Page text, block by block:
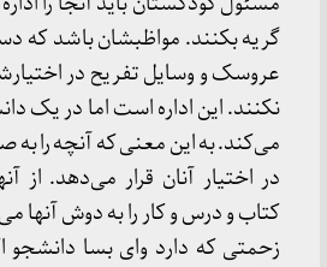
گریه بکنند. مواظبشان باشد که
عروسک و وسایل تفریح در
نکنند. این اداره است اما در یک
می‌کند. به این معنی که آنچه را
در اختیار آنان قرار می‌دهد. از
کتاب و درس و کار را به دوش آنها
زحمتی که دارد وای بسا دانشجو